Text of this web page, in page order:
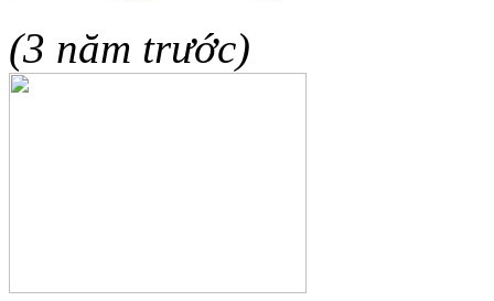
(3 năm trước)